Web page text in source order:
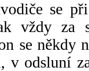
se
vždy za
se někdy
v odsluní